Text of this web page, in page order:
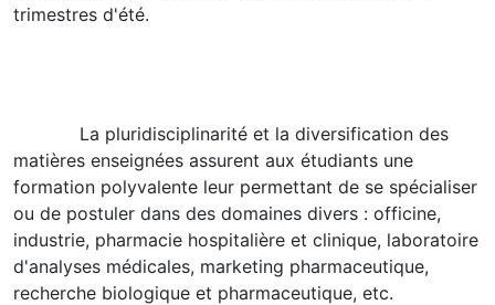
trimestres d'été.
La pluridisciplinarité et la diversification des
matières enseignées assurent aux étudiants une
formation polyvalente leur permettant de se spécialiser
ou de postuler dans des domaines divers : officine,
industrie, pharmacie hospitalière et clinique, laboratoire
d'analyses médicales, marketing pharmaceutique,
recherche biologique et pharmaceutique, etc.